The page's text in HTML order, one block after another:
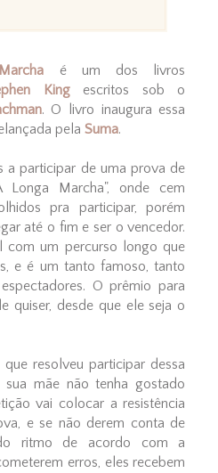
é um dos livros
King escritos sob o
. O livro inaugura essa
pela Suma.
a participar de uma prova de
Longa Marcha", onde cem
pra participar, porém
até o fim e ser o vencedor.
com um percurso longo que
e é um tanto famoso, tanto
O prêmio para
quiser, desde que ele seja o
resolveu participar dessa
sua mãe não tenha gostado
vai colocar a resistência
e se não derem conta de
ritmo de acordo com a
erros, eles recebem